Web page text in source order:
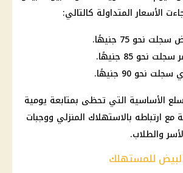
الأسعار المتداولة كالتالي:
نحو 75 جنيهًا.
نحو 85 جنيهًا.
سجلت نحو 90 جنيهًا.
الأساسية التي تحظى بمتابعة يومية
مع ارتباطه بالاستهلاك المنزلي ووجبات
والطلاب.
للمستهلك